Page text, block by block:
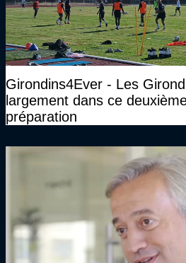
Girondins4Ever - Les
largement dans ce
préparation